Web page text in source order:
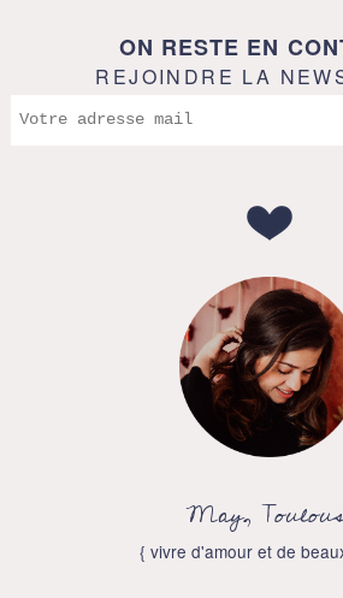
ON RESTE EN
REJOINDRE LA
May,
{ vivre d'amour et de